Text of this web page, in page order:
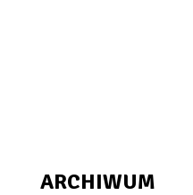
ARCHIWUM